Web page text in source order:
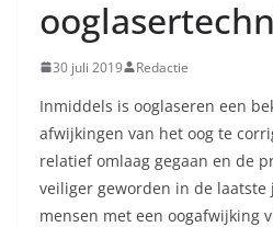
30 juli 2019 Redactie
Inmiddels is ooglaseren een
afwijkingen van het oog te
relatief omlaag gegaan en de
veiliger geworden in de laatste
mensen met een oogafwijking